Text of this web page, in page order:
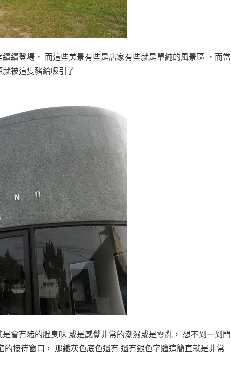
續登場， 而這些美景有些是店家有些就是單純的風景區 ，而當
被這隻豬給吸引了
會有豬的腥臭味 或是感覺非常的潮濕或是零亂， 想不到一到門
接待窗口， 那鐵灰色底色還有 還有銀色字體這簡直就是非常